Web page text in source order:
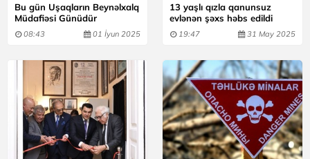
Bu gün Uşaqların Beynəlxalq
Müdafiəsi Günüdür
08:43 01 İyun 2025
13 yaşlı qızla qanunsuz
evlənən şəxs həbs edildi
19:47 31 May 2025